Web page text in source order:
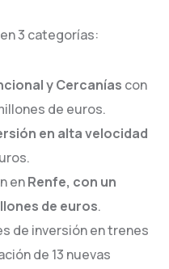
3 categorías:
y Cercanías con
de euros.
en alta velocidad
enRenfe, con un
de euros.
de inversión en trenes
de 13 nuevas